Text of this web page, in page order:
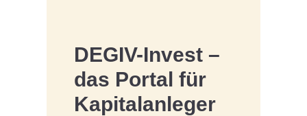
DEGIV-Invest –
das Portal für
Kapitalanleger